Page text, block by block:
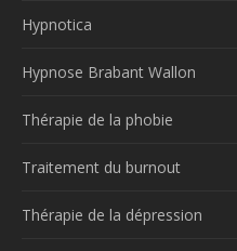
Hypnotica
Hypnose Brabant Wallon
Thérapie de la phobie
Traitement du burnout
Thérapie de la dépression